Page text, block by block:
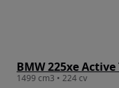
BMW 225xe
1499 cm3 • 224 cv